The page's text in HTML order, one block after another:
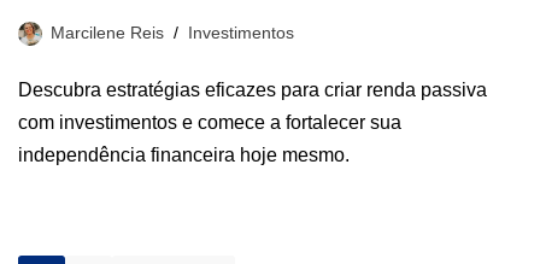
Marcilene Reis Investimentos
Descubra estratégias eficazes para criar renda passiva
com investimentos e comece a fortalecer sua
independência financeira hoje mesmo.